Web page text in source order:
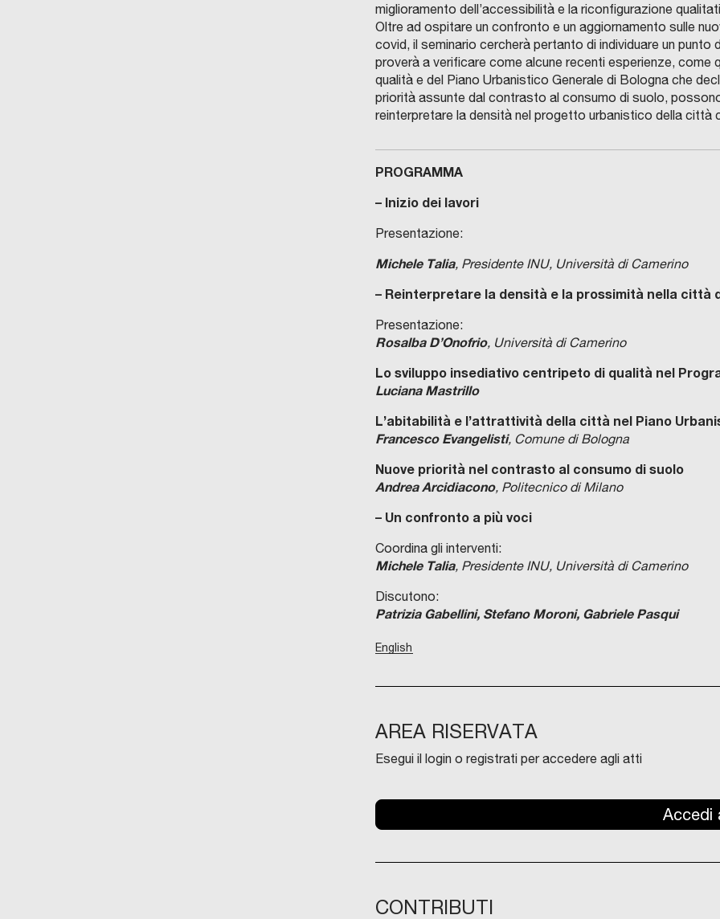
miglioramento dell’accessibilità e la riconfigurazione
Oltre ad ospitare un confronto e un aggiornamento sulle
covid, il seminario cercherà pertanto di individuare un
proverà a verificare come alcune recenti esperienze, come
qualità e del Piano Urbanistico Generale di Bologna che
priorità assunte dal contrasto al consumo di suolo,
reinterpretare la densità nel progetto urbanistico della città
PROGRAMMA
– Inizio dei lavori
Presentazione:
Michele Talia, Presidente INU, Università di Camerino
– Reinterpretare la densità e la prossimità nella città
Presentazione:
Rosalba D’Onofrio, Università di Camerino
Lo sviluppo insediativo centripeto di qualità nel
Luciana Mastrillo
L’abitabilità e l’attrattività della città nel Piano
Francesco Evangelisti, Comune di Bologna
Nuove priorità nel contrasto al consumo di suolo
Andrea Arcidiacono, Politecnico di Milano
– Un confronto a più voci
Coordina gli interventi:
Michele Talia, Presidente INU, Università di Camerino
Discutono:
Patrizia Gabellini, Stefano Moroni, Gabriele Pasqui
English
AREA RISERVATA
Esegui il login o registrati per accedere agli atti
Accedi
CONTRIBUTI